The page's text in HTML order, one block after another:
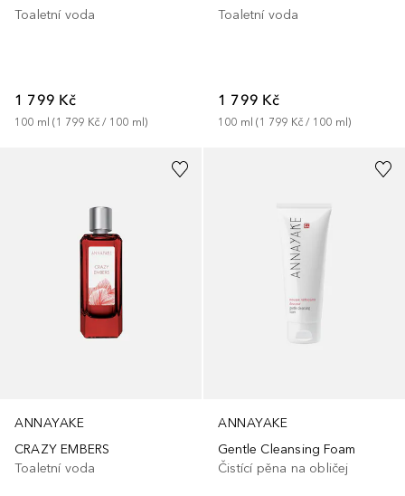
Toaletní voda
1 799 Kč
100 ml (1 799 Kč / 100 ml)
Toaletní voda
1 799 Kč
100 ml (1 799 Kč / 100 ml)
ANNAYAKE
CRAZY EMBERS
Toaletní voda
ANNAYAKE
Gentle Cleansing Foam
Čistící pěna na obličej